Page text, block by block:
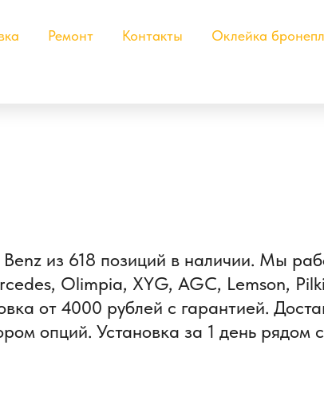
Ремонт Контакты Оклейка
из 618 позиций в наличии. Мы
Olimpia, XYG, AGC, Lemson,
от 4000 рублей с гарантией.
опций. Установка за 1 день рядом